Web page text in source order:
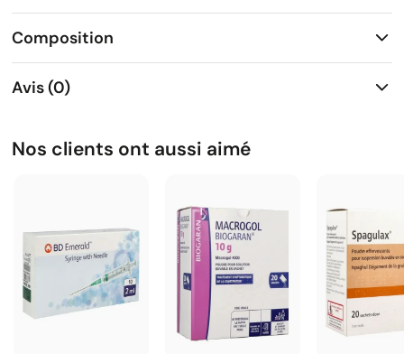
Composition
Avis (0)
Nos clients ont aussi aimé